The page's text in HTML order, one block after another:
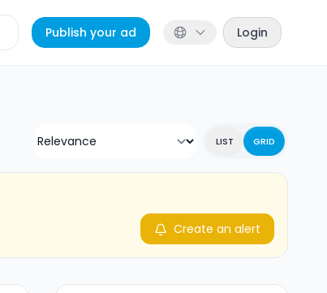
Publish your ad Login
LIST GRID
Create an alert